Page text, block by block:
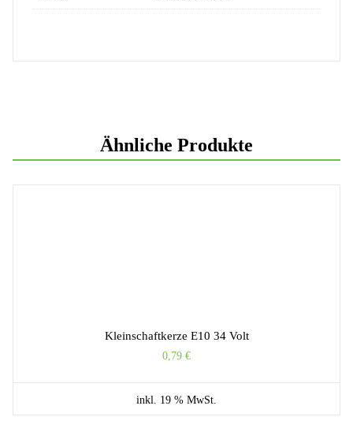
Ähnliche Produkte
Kleinschaftkerze E10 34 Volt
0,79 €
inkl. 19 % MwSt.